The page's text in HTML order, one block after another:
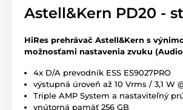
Astell&Kern PD20 -
HiRes prehrávač Astell&Kern s
možnosťami nastavenia zvuku
4x D/A prevodník ESS ES9027PRO
výstupná úroveň až 10 Vrms / 3,1 W
Triple AMP System a nastaviteľný
vnútorná pamäť 256 GB